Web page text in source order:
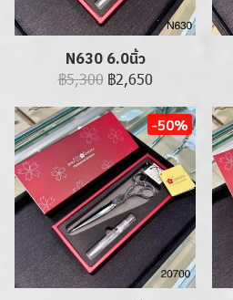
N630 6.0นิ้ว
฿5,300 ฿2,650
-50%